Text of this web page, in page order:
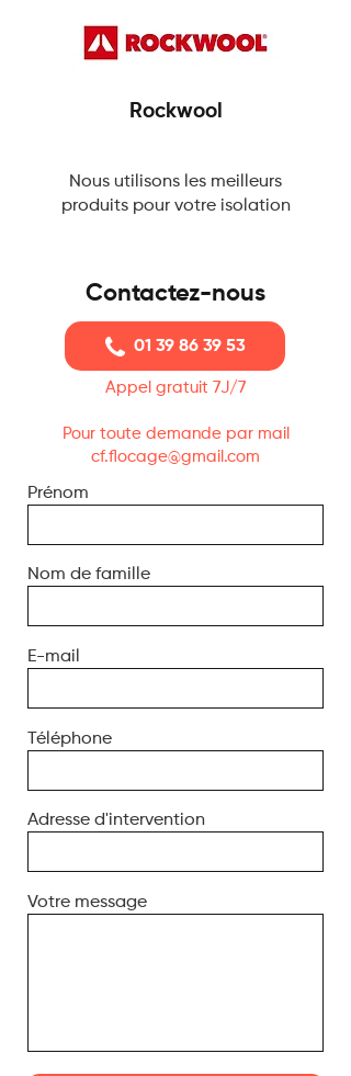
Rockwool
Nous utilisons les meilleurs
produits pour votre isolation
Contactez-nous
01 39 86 39 53
Appel gratuit 7J/7
Pour toute demande par mail
cf.flocage@gmail.com
Prénom
Nom de famille
E-mail
Téléphone
Adresse d'intervention
Votre message